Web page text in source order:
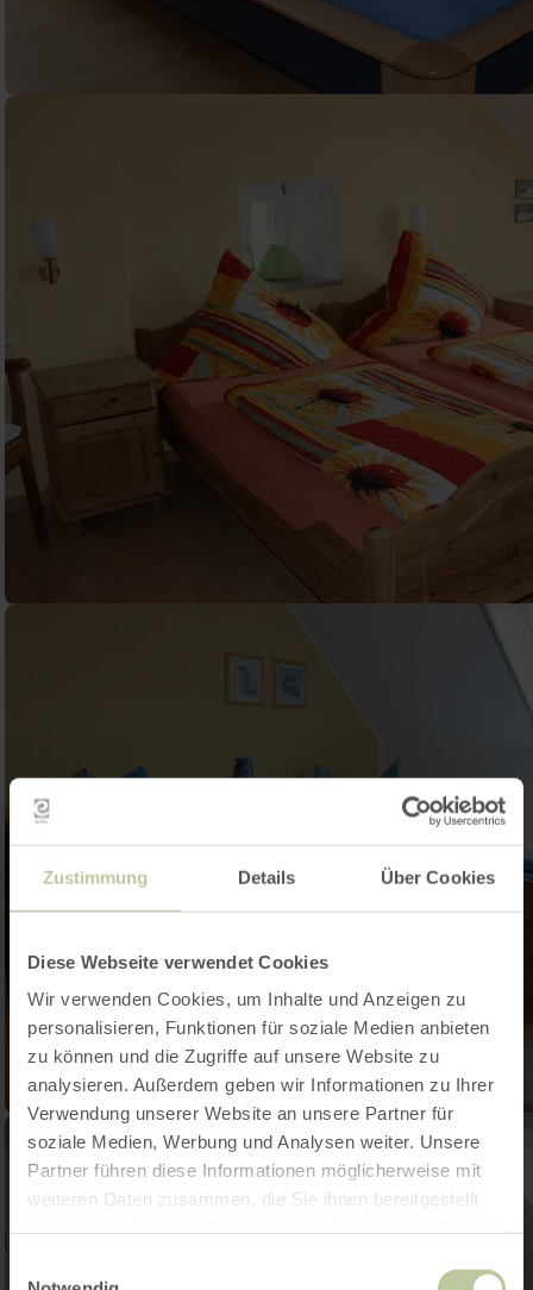
Zustimmung Details Über Cookies
Diese Webseite verwendet Cookies
Wir verwenden Cookies, um Inhalte und Anzeigen zu
personalisieren, Funktionen für soziale Medien anbieten
zu können und die Zugriffe auf unsere Website zu
analysieren. Außerdem geben wir Informationen zu Ihrer
Verwendung unserer Website an unsere Partner für
soziale Medien, Werbung und Analysen weiter. Unsere
Partner führen diese Informationen möglicherweise mit
weiteren Daten zusammen, die Sie ihnen bereitgestellt